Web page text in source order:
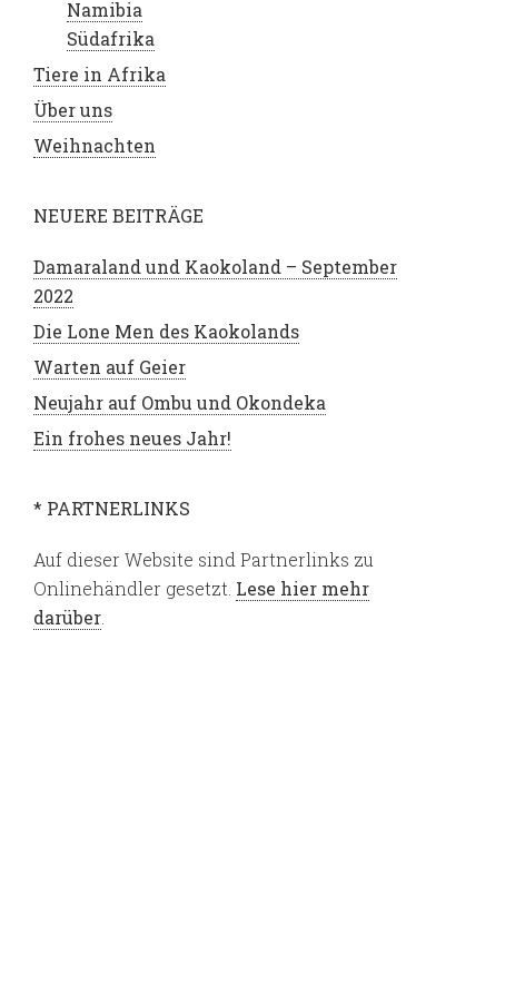
Namibia
Südafrika
Tiere in Afrika
Über uns
Weihnachten
NEUERE BEITRÄGE
Damaraland und Kaokoland – September
2022
Die Lone Men des Kaokolands
Warten auf Geier
Neujahr auf Ombu und Okondeka
Ein frohes neues Jahr!
* PARTNERLINKS
Auf dieser Website sind Partnerlinks zu
Onlinehändler gesetzt. Lese hier mehr
darüber